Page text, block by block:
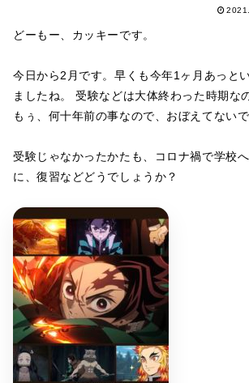
どーもー、カッキーです。
今日から2月です。早くも今年1ヶ月あっと
ましたね。 受験などは大体終わった時期な
もぅ、何十年前の事なので、おぼえてない
受験じゃなかったかたも、コロナ禍で学校
に、復習などどうでしょうか？